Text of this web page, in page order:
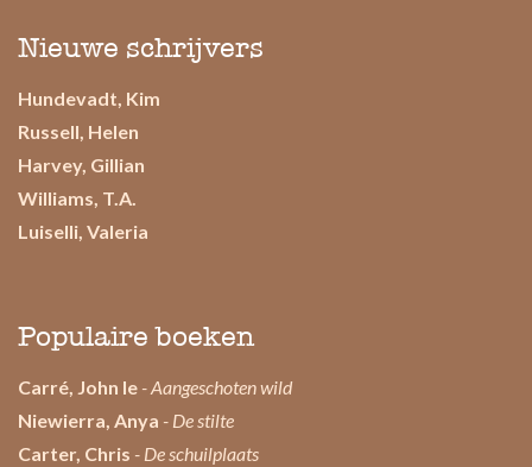
Nieuwe schrijvers
Hundevadt, Kim
Russell, Helen
Harvey, Gillian
Williams, T.A.
Luiselli, Valeria
Populaire boeken
Carré, John le - Aangeschoten wild
Niewierra, Anya - De stilte
Carter, Chris - De schuilplaats